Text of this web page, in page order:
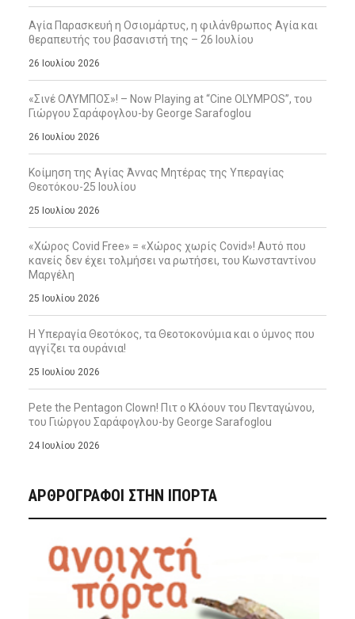
Αγία Παρασκευή η Οσιομάρτυς, η φιλάνθρωπος Αγία και
θεραπευτής του βασανιστή της – 26 Ιουλίου
26 Ιουλίου 2026
«Σινέ ΟΛΥΜΠΟΣ»! – Now Playing at “Cine OLYMPOS”, του
Γιώργου Σαράφογλου-by George Sarafoglou
26 Ιουλίου 2026
Κοίμηση της Αγίας Άννας Μητέρας της Υπεραγίας
Θεοτόκου-25 Ιουλίου
25 Ιουλίου 2026
«Χώρος Covid Free» = «Χώρος χωρίς Covid»! Αυτό που
κανείς δεν έχει τολμήσει να ρωτήσει, του Κωνσταντίνου
Μαργέλη
25 Ιουλίου 2026
Η Υπεραγία Θεοτόκος, τα Θεοτοκονύμια και ο ύμνος που
αγγίζει τα ουράνια!
25 Ιουλίου 2026
Pete the Pentagon Clown! Πιτ ο Κλόουν του Πενταγώνου,
του Γιώργου Σαράφογλου-by George Sarafoglou
24 Ιουλίου 2026
ΑΡΘΡΟΓΡΑΦΟΙ ΣΤΗΝ IΠΟΡΤΑ